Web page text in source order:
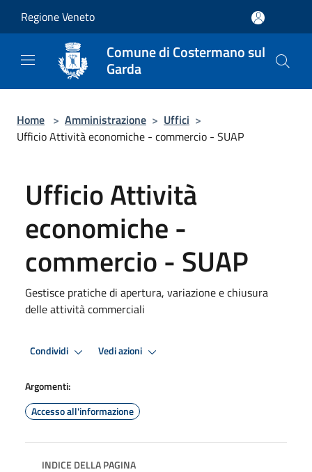
Regione Veneto
Comune di Costermano sul
Garda
Home > Amministrazione > Uffici >
Ufficio Attività economiche - commercio - SUAP
Ufficio Attività
economiche -
commercio - SUAP
Gestisce pratiche di apertura, variazione e chiusura
delle attività commerciali
Condividi Vedi azioni
Argomenti:
Accesso all'informazione
INDICE DELLA PAGINA